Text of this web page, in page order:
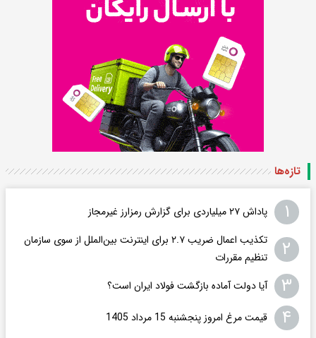
تازه‌ها
۱ پاداش ۲۷ میلیاردی برای گزارش رمزارز غیرمجاز
۲
تکذیب اعمال ضریب ۲.۷ برای اینترنت بین‌الملل از سوی سازمان
تنظیم مقررات
۳ آیا دولت آماده بازگشت فولاد ایران است؟
۴ قیمت مرغ امروز پنجشنبه 15 مرداد 1405